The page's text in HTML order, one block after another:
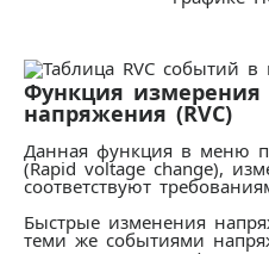
Функция
напряжения (RVC)
Данная функция в меню
(Rapid voltage change),
соответствуют
Быстрые изменения
теми же событиями